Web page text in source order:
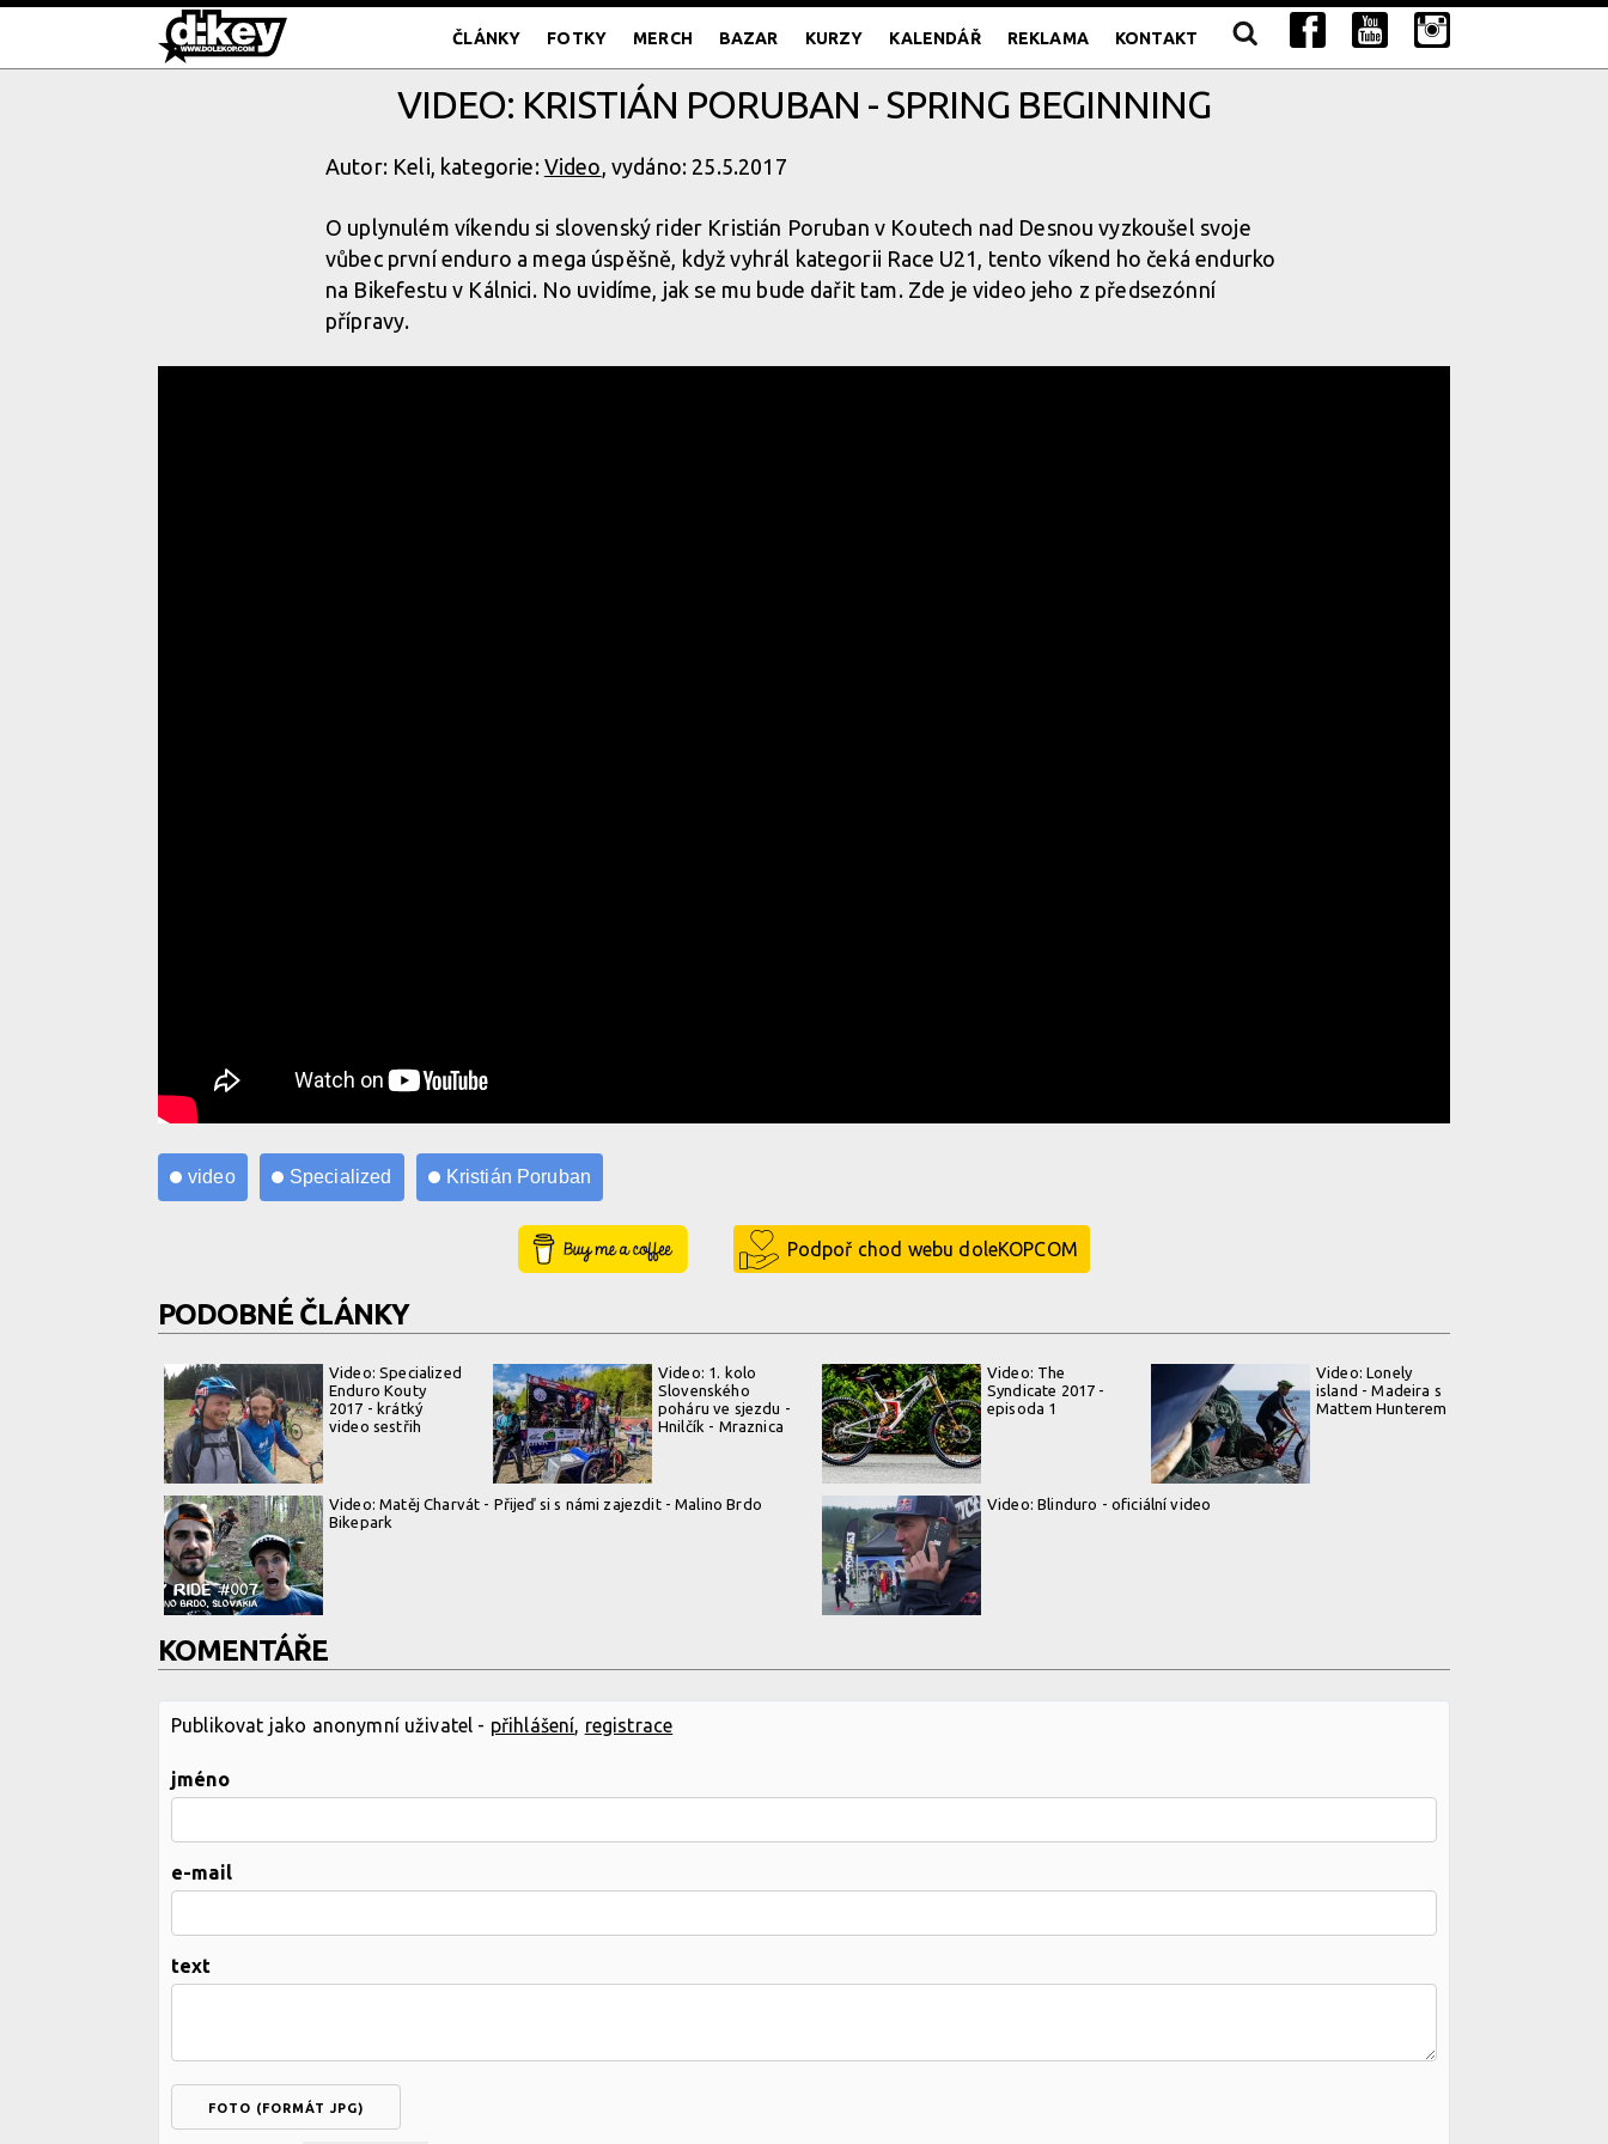
ČLÁNKY FOTKY MERCH BAZAR KURZY KALENDÁŘ REKLAMA KONTAKT
VIDEO: KRISTIÁN PORUBAN - SPRING BEGINNING
Autor: Keli, kategorie: Video, vydáno: 25.5.2017
O uplynulém víkendu si slovenský rider Kristián Poruban v Koutech nad Desnou vyzkoušel svoje
vůbec první enduro a mega úspěšně, když vyhrál kategorii Race U21, tento víkend ho čeká endurko
na Bikefestu v Kálnici. No uvidíme, jak se mu bude dařit tam. Zde je video jeho z předsezónní
přípravy.
video Specialized Kristián Poruban
Buy Me a Coffee Podpoř chod webu doleKOPCOM
PODOBNÉ ČLÁNKY
Video: Specialized
Enduro Kouty
2017 - krátký
video sestřih
Video: 1. kolo
Slovenského
poháru ve sjezdu -
Hnilčík - Mraznica
Video: The
Syndicate 2017 -
episoda 1
Video: Lonely
island - Madeira s
Mattem Hunterem
Video: Matěj Charvát - Přijeď si s námi zajezdit - Malino Brdo
Bikepark
Video: Blinduro - oficiální video
KOMENTÁŘE
Publikovat jako anonymní uživatel - přihlášení registrace
jméno
e-mail
text
FOTO (FORMÁT JPG)